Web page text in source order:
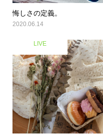
悔しさの定義。
2020.06.14
LIVE